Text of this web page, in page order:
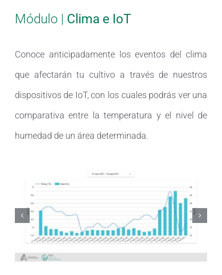
Módulo | Clima e IoT
Conoce anticipadamente los eventos del clima
que afectarán tu cultivo a través de nuestros
dispositivos de IoT, con los cuales podrás ver una
comparativa entre la temperatura y el nivel de
humedad de un área determinada.